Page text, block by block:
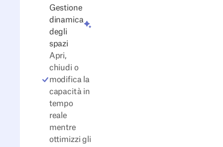
Gestione
dinamica
degli
spazi
Apri,
chiudi o
modifica la
capacità in
tempo
reale
mentre
ottimizzi gli